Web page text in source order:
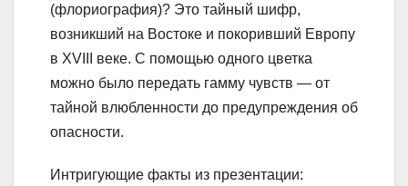
(флориография)? Это тайный шифр,
возникший на Востоке и покоривший Европу
в XVIII веке. С помощью одного цветка
можно было передать гамму чувств — от
тайной влюбленности до предупреждения об
опасности.
Интригующие факты из презентации: